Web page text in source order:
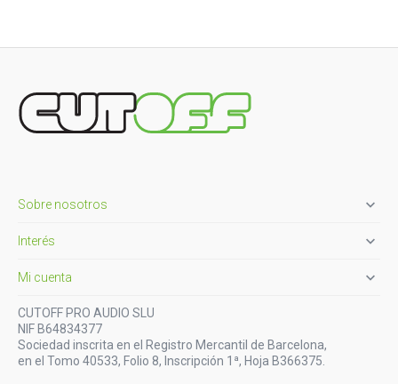
Sobre nosotros 
Interés 
Mi cuenta 
CUTOFF PRO AUDIO SLU
NIF B64834377
Sociedad inscrita en el Registro Mercantil de Barcelona,
en el Tomo 40533, Folio 8, Inscripción 1ª, Hoja B366375.